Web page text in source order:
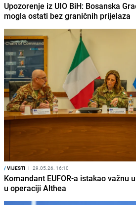
Upozorenje iz UIO BiH: Bosanska
mogla ostati bez graničnih prijelaza
/VIJESTI I 29.05.26. 16:10
Komandant EUFOR-a istakao važnu
u operaciji Althea